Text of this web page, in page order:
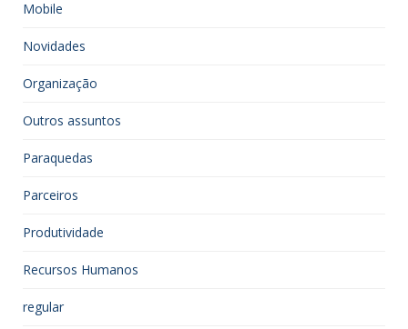
Mobile
Novidades
Organização
Outros assuntos
Paraquedas
Parceiros
Produtividade
Recursos Humanos
regular